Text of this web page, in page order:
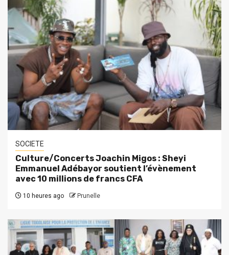
SOCIETE
Culture/Concerts Joachin Migos : Sheyi
Emmanuel Adébayor soutient l’évènement
avec 10 millions de francs CFA
10 heures ago Prunelle